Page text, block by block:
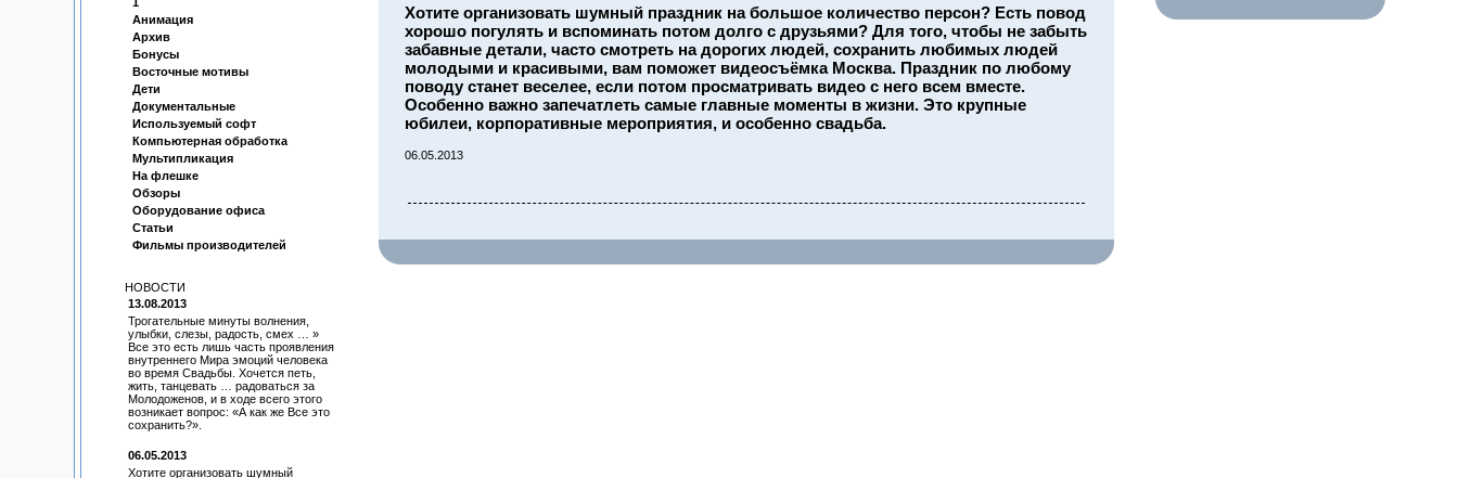
Анимация
Архив
Бонусы
Восточные мотивы
Дети
Документальные
Используемый софт
Компьютерная обработка
Мультипликация
На флешке
Обзоры
Оборудование офиса
Статьи
Фильмы производителей
НОВОСТИ
13.08.2013
Трогательные минуты волнения,
улыбки, слезы, радость, смех … »
Все это есть лишь часть проявления
внутреннего Мира эмоций человека
во время Свадьбы. Хочется петь,
жить, танцевать … радоваться за
Молодоженов, и в ходе всего этого
возникает вопрос: «А как же Все это
сохранить?».
06.05.2013
Хотите организовать шумный
Хотите организовать шумный праздник на большое количество персон? Есть повод
хорошо погулять и вспоминать потом долго с друзьями? Для того, чтобы не забыть
забавные детали, часто смотреть на дорогих людей, сохранить любимых людей
молодыми и красивыми, вам поможет видеосъёмка Москва. Праздник по любому
поводу станет веселее, если потом просматривать видео с него всем вместе.
Особенно важно запечатлеть самые главные моменты в жизни. Это крупные
юбилеи, корпоративные мероприятия, и особенно свадьба.
06.05.2013